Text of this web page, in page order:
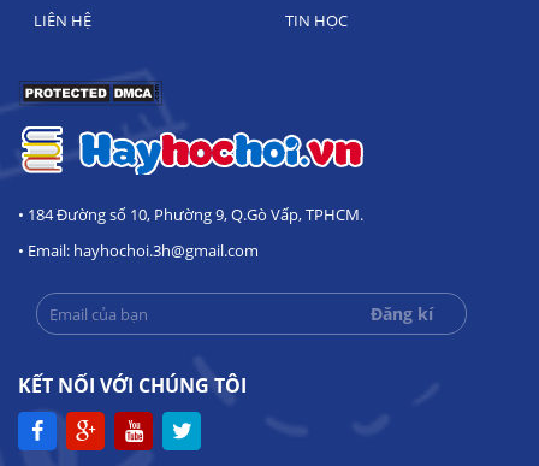
LIÊN HỆ TIN HỌC
• 184 Đường số 10, Phường 9, Q.Gò Vấp, TPHCM.
• Email: hayhochoi.3h@gmail.com
KẾT NỐI VỚI CHÚNG TÔI